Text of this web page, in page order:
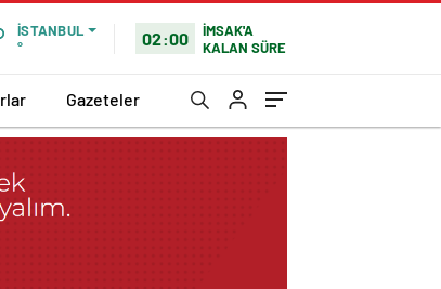
İSTANBUL
°
02:00
İMSAK'A
KALAN SÜRE
Gazeteler